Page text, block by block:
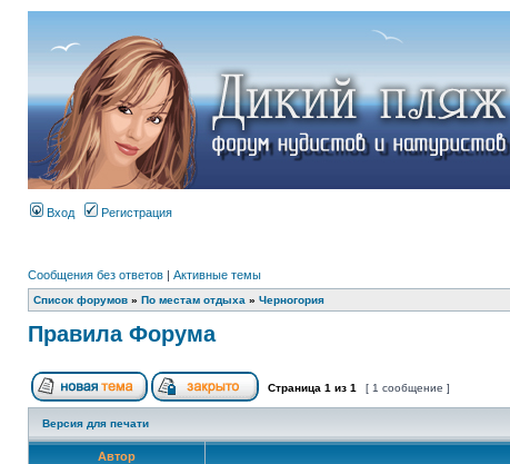
Вход Регистрация
Сообщения без ответов | Активные темы
Список форумов » По местам отдыха » Черногория
Правила Форума
Страница 1 из 1 [ 1 сообщение ]
Версия для печати
Автор